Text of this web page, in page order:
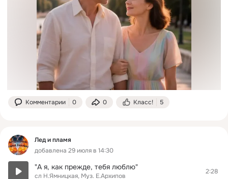
Комментарии 0 0 Класс! 5
Лед и пламя
добавлена 29 июля в 14:30
"А я, как прежде, тебя люблю"
сл Н.Ямницкая, Муз. Е.Архипов
2:28